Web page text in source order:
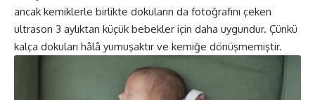
ancak kemiklerle birlikte dokuların da fotoğrafını çeken
ultrason 3 aylıktan küçük bebekler için daha uygundur. Çünkü
kalça dokuları hâlâ yumuşaktır ve kemiğe dönüşmemiştir.